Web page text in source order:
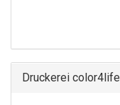
Druckerei color4life